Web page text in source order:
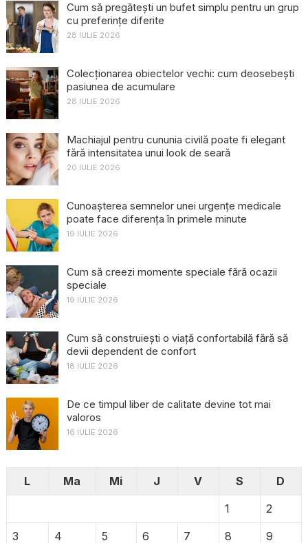
Cum să pregătești un bufet simplu pentru un grup
cu preferințe diferite
28 IULIE 2026
Colecționarea obiectelor vechi: cum deosebești
pasiunea de acumulare
28 IULIE 2026
Machiajul pentru cununia civilă poate fi elegant
fără intensitatea unui look de seară
20 IULIE 2026
Cunoașterea semnelor unei urgențe medicale
poate face diferența în primele minute
19 IULIE 2026
Cum să creezi momente speciale fără ocazii
speciale
19 IULIE 2026
Cum să construiești o viață confortabilă fără să
devii dependent de confort
18 IULIE 2026
De ce timpul liber de calitate devine tot mai
valoros
16 IULIE 2026
L Ma Mi J V S
D
1
2
3
4 5 6 7 8 9